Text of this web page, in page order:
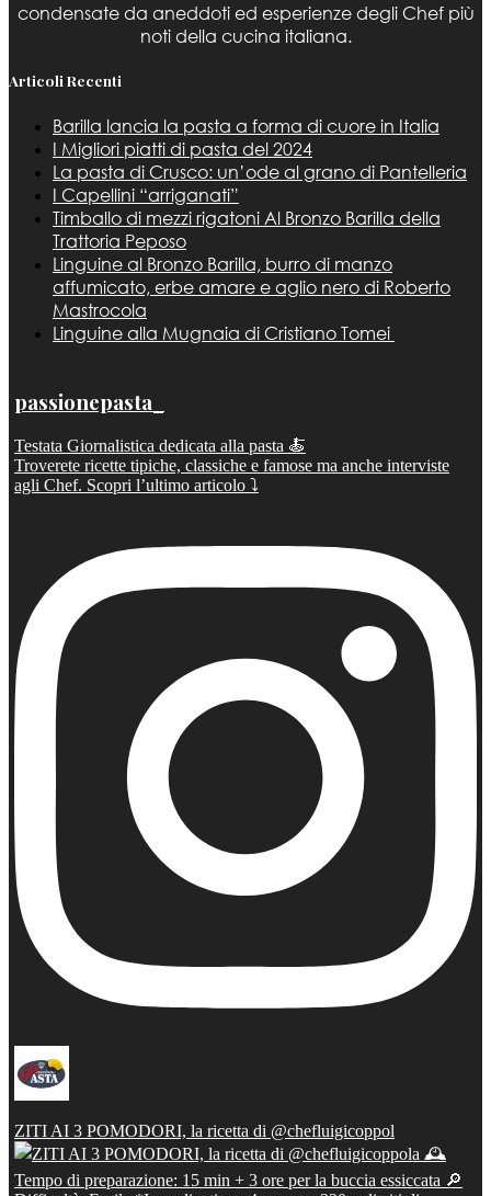
condensate da aneddoti ed esperienze degli Chef più
noti della cucina italiana.
Articoli Recenti
Barilla lancia la pasta a forma di cuore in Italia
I Migliori piatti di pasta del 2024
La pasta di Crusco: un’ode al grano di Pantelleria
I Capellini “arriganati”
Timballo di mezzi rigatoni Al Bronzo Barilla della
Trattoria Peposo
Linguine al Bronzo Barilla, burro di manzo
affumicato, erbe amare e aglio nero di Roberto
Mastrocola
Linguine alla Mugnaia di Cristiano Tomei
passionepasta_
Testata Giornalistica dedicata alla pasta 🍝
Troverete ricette tipiche, classiche e famose ma anche interviste
agli Chef. Scopri l’ultimo articolo ⤵️
ZITI AI 3 POMODORI, la ricetta di @chefluigicoppol